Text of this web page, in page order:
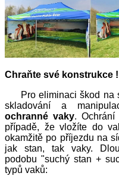
Chraňte své konstrukce
Pro eliminaci škod na
skladování a
ochranné vaky. Ochrání
případě, že vložíte do
okamžitě po příjezdu na
jak stan, tak vaky.
podobu "suchý stan +
typů vaků: